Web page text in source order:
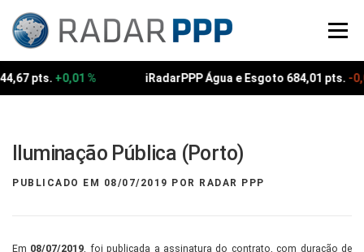
para
Menu
pts.+0,01 % iRadarPPP Água e Esgoto 684,01 pts.-
Iluminação Pública (Porto)
PUBLICADO EM 08/07/2019 POR RADAR PPP
Em 08/07/2019, foi publicada a assinatura do contrato, com duração de